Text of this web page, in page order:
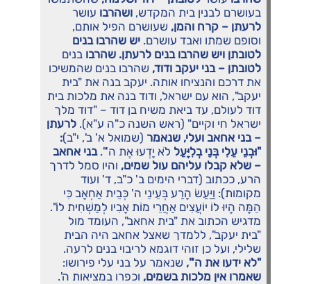
בעושרם לבנין בית המקדש, ושהרבו עושר
לרעתן – קרח והמן, שעושרם הפיל אותם,
וסופם שמתו ואבד עושרם. יש שהרבו בנים
לטובתן ויש שהרבו בנים לרעתן. שהרבו בנים
לטובתן – בני יעקב ודוד, שהרבו בנים שהמשיכו
את דרכם והנציחו אותה. יעקב בנה את "בית
יעקב", הוא עם ישראל, ודוד בנה את מלכות בית
דוד לעולם, עד ביאת משיח בן דוד – "דוד מלך
ישראל חי וקיים" (ראש השנה כ"ה ע"א). לרעתן
– בני אחאב ועלי, שנאמר (שמואל א' ב', י"ב):
"וּבְנֵי עֵלִי בְּנֵי בְלִיָּעַל לֹא יָדְעוּ אֶת ה'".בני אחאב
– שלא קבלו עליהם עול שמים, והיו סמל לדרך
הרע, ככתוב (דברי הימים ב' כ"ב, ד' ועוד
מקומות): וַיַּעַשׂ הָרַע בְּעֵינֵי ה' כְּבֵית אַחְאָב כִּי
הֵמָּה הָיוּ לוֹ יוֹעֲצִים אַחֲרֵי מוֹת אָבִיו לְמַשְׁחִית לוֹ".
מדגיש הכתוב את "בית אחאב", העומד מול
"בית יעקב", ללמדך שאצל אחאב היה הבית
שלילי, ועל כן זוהי דוגמא לריבוי בנים לרעה.
"לא ידעו את ה'", שנאמר על בני עלי פירושו:
שאמרו אין מלכות בשמים, וכפרו במציאות ה'.